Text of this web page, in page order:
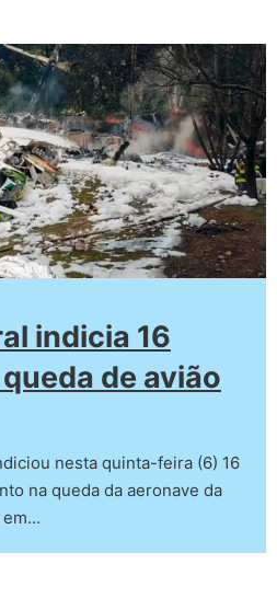
indicia 16
de avião
nesta quinta-feira (6) 16
na queda da aeronave da
em…